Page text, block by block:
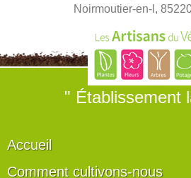
Noirmoutier-en-l,
" Établissement
Accueil
Comment cultivons-nous